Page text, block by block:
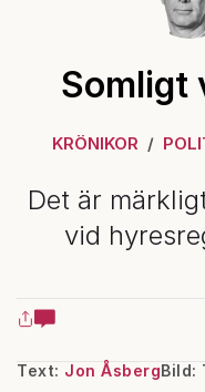
Somligt
KRÖNIKOR
Det är
vid
Text: Jon ÅsbergBild: